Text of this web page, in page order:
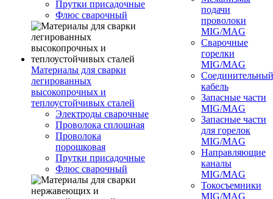
Прутки присадочные
Флюс сварочный
Материалы для сварки
легированных
высокопрочных и
теплоустойчивых сталей
Электроды сварочные
Проволока сплошная
Проволока
порошковая
Прутки присадочные
Флюс сварочный
подачи
проволоки
MIG/MAG
Сварочные
горелки
MIG/MAG
Соединительный
кабель
Запасные части
MIG/MAG
Запасные части
для горелок
MIG/MAG
Направляющие
каналы
MIG/MAG
Токосъемники
MIG/MAG